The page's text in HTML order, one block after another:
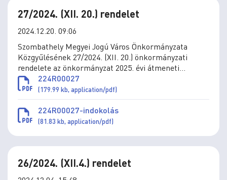
27/2024. (XII. 20.) rendelet
2024.12.20. 09:06
Szombathely Megyei Jogú Város Önkormányzata
Közgyűlésének 27/2024. (XII. 20.) önkormányzati
rendelete az önkormányzat 2025. évi átmeneti
gazdálkodásáról
224R00027
(179.99 kb, application/pdf)
224R00027-indokolás
(81.83 kb, application/pdf)
26/2024. (XII.4.) rendelet